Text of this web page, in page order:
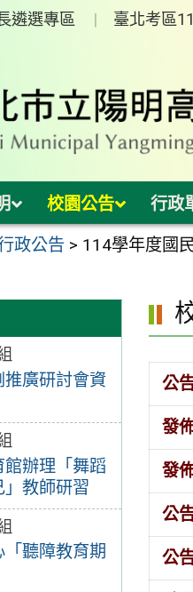
遴選專區 臺北考區
校園公告 行政
政公告 > 114學年度國
廣研討會資
館辦理「舞蹈
教師研習
聽障教育期
公
發
發
公
公